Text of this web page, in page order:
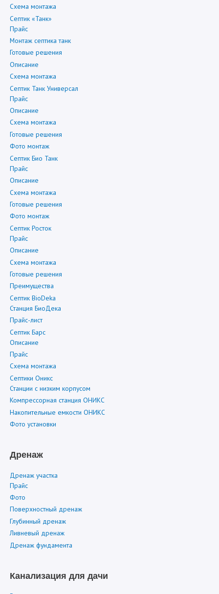
Схема монтажа
Септик «Танк»
Прайс
Монтаж септика танк
Готовые решения
Описание
Схема монтажа
Септик Танк Универсал
Прайс
Описание
Схема монтажа
Готовые решения
Фото монтаж
Септик Био Танк
Прайс
Описание
Схема монтажа
Готовые решения
Фото монтаж
Септик Росток
Прайс
Описание
Схема монтажа
Готовые решения
Преимущества
Септик BioDeka
Станция БиоДека
Прайс-лист
Септик Барс
Описание
Прайс
Схема монтажа
Септики Оникс
Станции с низким корпусом
Компрессорная станция ОНИКС
Накопительные емкости ОНИКС
Фото установки
Дренаж
Дренаж участка
Прайс
Фото
Поверхностный дренаж
Глубинный дренаж
Ливневый дренаж
Дренаж фундамента
Канализация для дачи